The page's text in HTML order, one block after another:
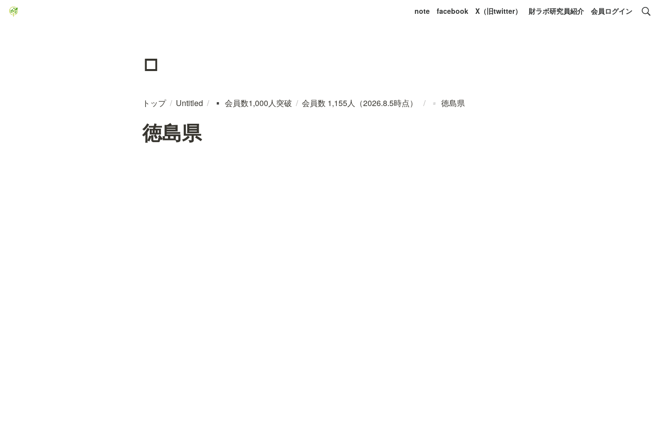
note facebook X（旧twitter） 財ラボ研究員紹介 会員ログイン
▫️
トップ / Untitled / ▪️ 会員数1,000人突破 / 会員数 1,155人（2026.8.5時点） / ▫️ 徳島県
徳島県